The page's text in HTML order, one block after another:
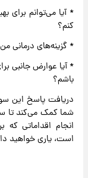
* آیا می‌توانم برای
کنم؟
* گزینه‌های درمانی
* آیا عوارض جانبی
باشم؟
دریافت پاسخ این
شما کمک می‌کند تا
انجام اقداماتی
است، یاری خواهید